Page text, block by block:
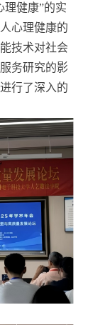
理健康”的实
心理健康的
技术对社会
务研究的影
行了深入的